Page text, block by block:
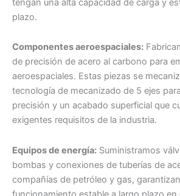
plazo.
Componentes aeroespaciales:
de precisión de acero al carbono para
aeroespaciales. Estas piezas se
tecnología de mecanizado de 5 ejes
precisión y un acabado superficial que
exigentes requisitos de la industria.
Equipos de energía: Suministramos
bombas y conexiones de tuberías de
compañías de petróleo y gas,